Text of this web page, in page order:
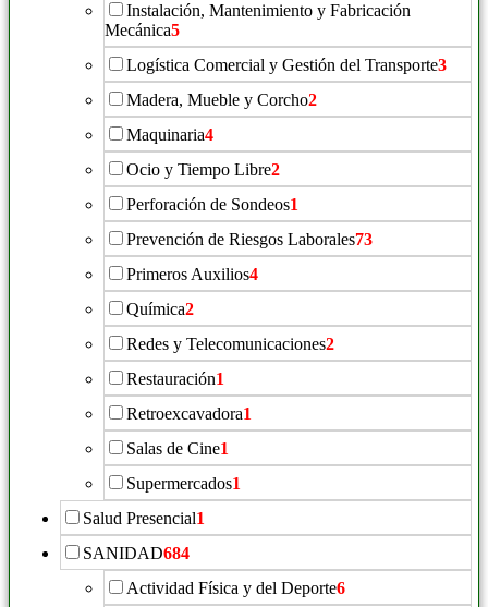
Instalación, Mantenimiento y Fabricación
Mecánica5
Logística Comercial y Gestión del Transporte3
Madera, Mueble y Corcho2
Maquinaria4
Ocio y Tiempo Libre2
Perforación de Sondeos1
Prevención de Riesgos Laborales73
Primeros Auxilios4
Química2
Redes y Telecomunicaciones2
Restauración1
Retroexcavadora1
Salas de Cine1
Supermercados1
Salud Presencial1
SANIDAD684
Actividad Física y del Deporte6